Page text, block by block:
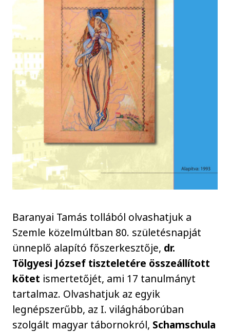
Baranyai Tamás tollából olvashatjuk a
Szemle közelmúltban 80. születésnapját
ünneplő alapító főszerkesztője, dr.
Tölgyesi József tiszteletére összeállított
kötet ismertetőjét, ami 17 tanulmányt
tartalmaz. Olvashatjuk az egyik
legnépszerűbb, az I. világháborúban
szolgált magyar tábornokról, Schamschula